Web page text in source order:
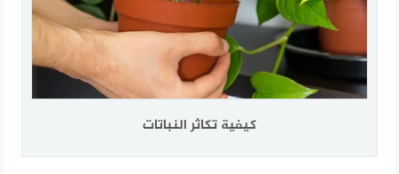
كيفية تكاثر النباتات